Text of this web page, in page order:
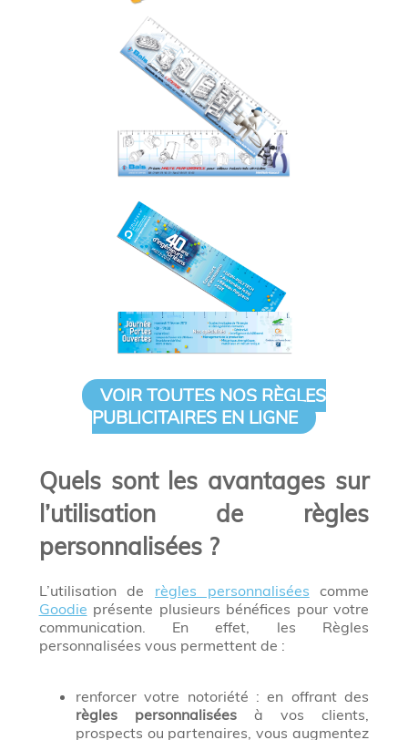
VOIR TOUTES NOS RÈGLES
PUBLICITAIRES EN LIGNE
Quels sont les avantages sur
l’utilisation de règles
personnalisées ?
L’utilisation de règles personnalisées comme
Goodie présente plusieurs bénéfices pour votre
communication. En effet, les Règles
personnalisées vous permettent de :
renforcer votre notoriété : en offrant des
règles personnaliséesà vos clients,
prospects ou partenaires, vous augmentez